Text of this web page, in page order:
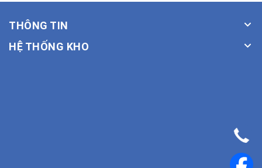
THÔNG TIN
HỆ THỐNG KHO